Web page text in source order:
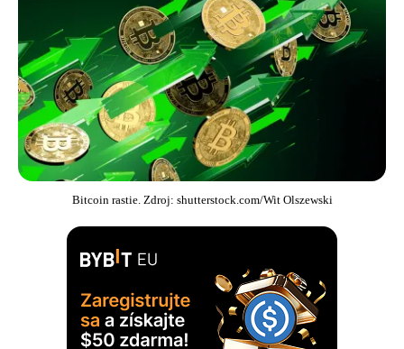
Bitcoin rastie. Zdroj: shutterstock.com/Wit Olszewski